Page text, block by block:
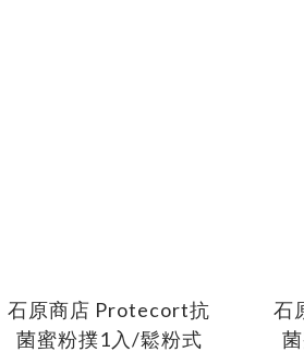
石原商店 Protecort抗
菌蜜粉撲1入/鬆粉式
石